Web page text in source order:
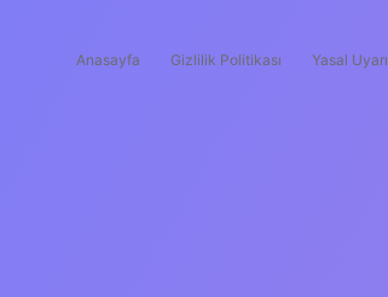
Anasayfa Gizlilik Politikası Yasal Uyarı